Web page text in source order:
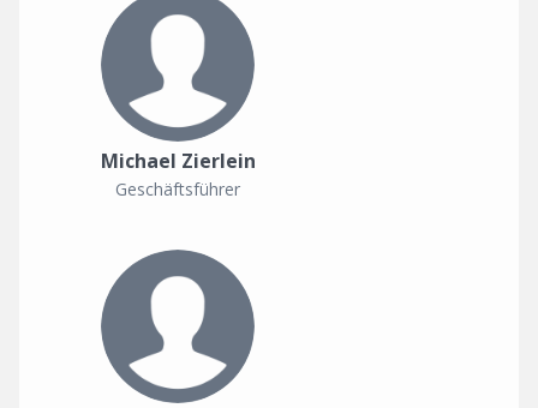
Michael Zierlein
Geschäftsführer